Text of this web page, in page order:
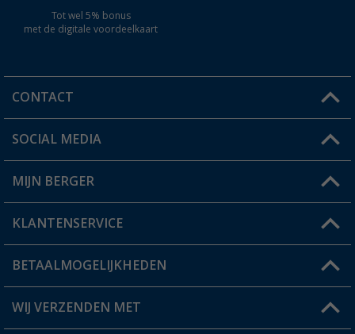
Tot wel 5% bonus
met de digitale voordeelkaart
CONTACT
Een vraag?
Winkel vinden
SOCIAL MEDIA
MIJN BERGER
Mijn account
Status bestelling
Verlanglijstje
KLANTENSERVICE
FAQ & Contact
Verzendinformatie
BETAALMOGELIJKHEDEN
WIJ VERZENDEN MET